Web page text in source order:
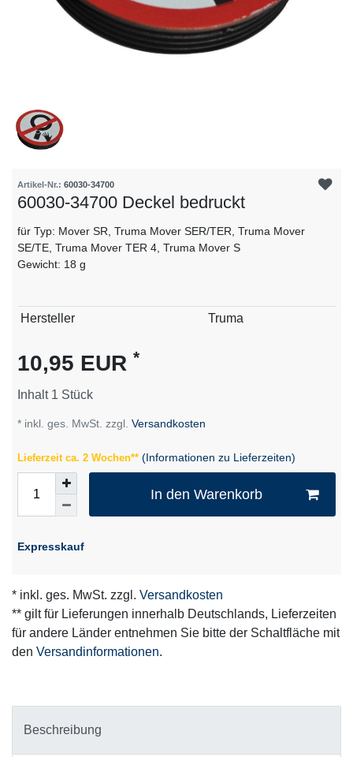
Artikel-Nr.: 60030-34700
60030-34700 Deckel bedruckt
für Typ: Mover SR, Truma Mover SER/TER, Truma Mover
SE/TE, Truma Mover TER 4, Truma Mover S
Gewicht: 18 g
Technisches
Wert
Hersteller Truma
10,95 EUR *
Inhalt 1 Stück
* inkl. ges. MwSt. zzgl. Versandkosten
Lieferzeit ca. 2 Wochen** (Informationen zu Lieferzeiten)
In den Warenkorb
Expresskauf
* inkl. ges. MwSt. zzgl. Versandkosten
** gilt für Lieferungen innerhalb Deutschlands, Lieferzeiten
für andere Länder entnehmen Sie bitte der Schaltfläche mit
den Versandinformationen.
Beschreibung